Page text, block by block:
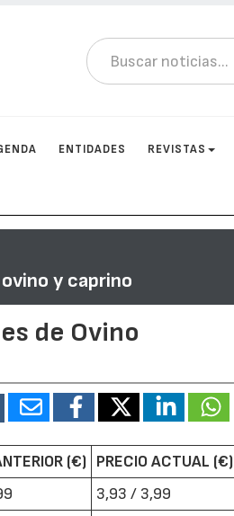
ENTIDADES REVISTAS
y caprino
de Ovino
(€) PRECIO ACTUAL (€)
3,93 / 3,99